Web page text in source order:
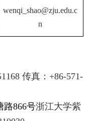
wenqi_shao@zju.edu.c
n
传真： +86-571-
路866号浙江大学紫